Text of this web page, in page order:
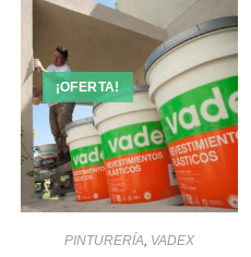
¡OFERTA!
PINTURERÍA, VADEX